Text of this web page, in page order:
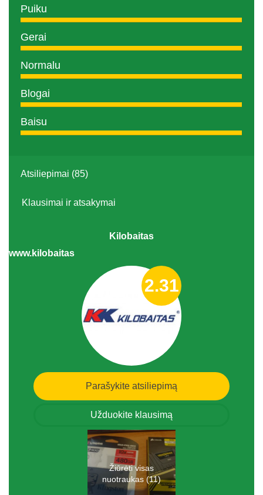
Puiku
Gerai
Normalu
Blogai
Baisu
Atsiliepimai (85)
Klausimai ir atsakymai
Kilobaitas
www.kilobaitas
2.31
Parašykite atsiliepimą
Užduokite klausimą
Žiūrėti visas
nuotraukas (11)